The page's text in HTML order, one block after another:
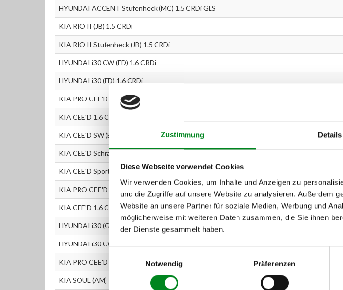
Zustimmung Details
Diese Webseite verwendet Cookies
Wir verwenden Cookies, um Inhalte und Anzeigen zu
und die Zugriffe auf unsere Website zu analysieren. Außerdem
Website an unsere Partner für soziale Medien, Werbung und
möglicherweise mit weiteren Daten zusammen, die Sie ihnen
der Dienste gesammelt haben.
Einwilligungsauswahl
Notwendig
Präferenzen
HYUNDAI ACCENT Stufenheck (MC) 1.5 CRDi GLS
KIA RIO II (JB) 1.5 CRDi
KIA RIO II Stufenheck (JB) 1.5 CRDi
HYUNDAI i30 CW (FD) 1.6 CRDi
HYUNDAI i30 (FD) 1.6 CRDi
KIA PRO CEE'D (ED) 1.6 CRDi 90
KIA CEE'D 1.6 CRDi 90
KIA CEE'D SW (ED) 1.6 CRDi 90
KIA CEE'D Schrägheck (ED) 1.6 CRDi 90
KIA CEE'D Sportswagon 1.6 CRDi
KIA PRO CEE'D 1.6 CRDi
KIA CEE'D 1.6 CRDi 110
HYUNDAI i30 (GD) 1.6 CRDi
HYUNDAI i30 CW (GD) 1.6 CRDi
KIA PRO CEE'D (ED) 1.6 CRDi 115
KIA SOUL (AM) 1.6 CRDi 115